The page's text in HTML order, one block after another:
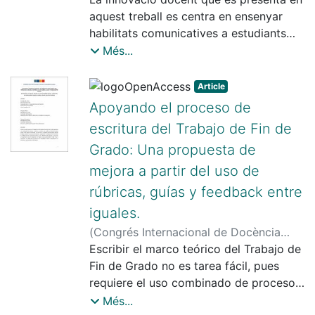
proceso
Minguela, Marta; Onrubia Goñi, Javier
Lou Moreno, Ana;Roca Carretero,
Begoña
aquest treball es centra en ensenyar
habilitats comunicatives a estudiants
d’assignatures sobre l’àmbit
Grau i Màster. En aquesta innovació es
van incloure activitats d’identificació i
ús de recursos discursius, i de reflexió
sobre aquest ús, en el marc de tasques
“autèntiques” de les dues assignatures
implicades. La valoració de l’experiència
per part de professorat i alumnat és
positiva. Es destaquen especialment les
activitats d’ús de recursos discursius en
situacions de role-playing, i la reflexió
posterior. Els resultats d’aprenentatge
dels i les estudiants són igualment
positius.
Més...
Article
Apoyando el proceso de
escritura del Trabajo de Fin de
Grado: Una propuesta de
mejora a partir del uso de
rúbricas, guías y feedback entre
iguales.
(Congrés Internacional de Docència
Universitària i Innovació (CIDUI),2025)
Nadal Escolà, Esther;Minguela, Marta
Villarroel, Constanza
Escribir el marco teórico del Trabajo de
Fin de Grado no es tarea fácil, pues
requiere el uso combinado de procesos
de lectura y escritura para realizar un
Més...